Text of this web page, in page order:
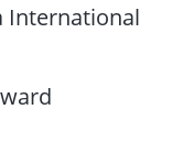
International